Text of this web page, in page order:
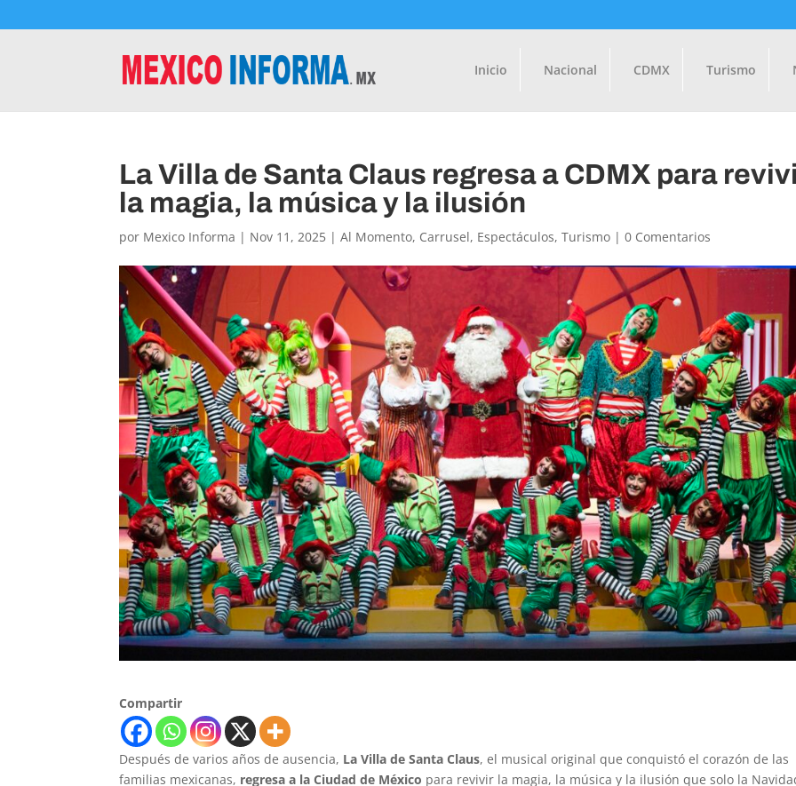
Inicio Nacional CDMX Turismo
La Villa de Santa Claus regresa a CDMX para
la magia, la música y la ilusión
por Mexico Informa | Nov 11, 2025 |Al Momento, Carrusel, Espectáculos,Turismo |0 Comentarios
Compartir
Después de varios años de ausencia, La Villa de Santa Claus, el musical original que conquistó el corazón de las
familias mexicanas, regresa a la Ciudad de México para revivir la magia, la música y la ilusión que solo la